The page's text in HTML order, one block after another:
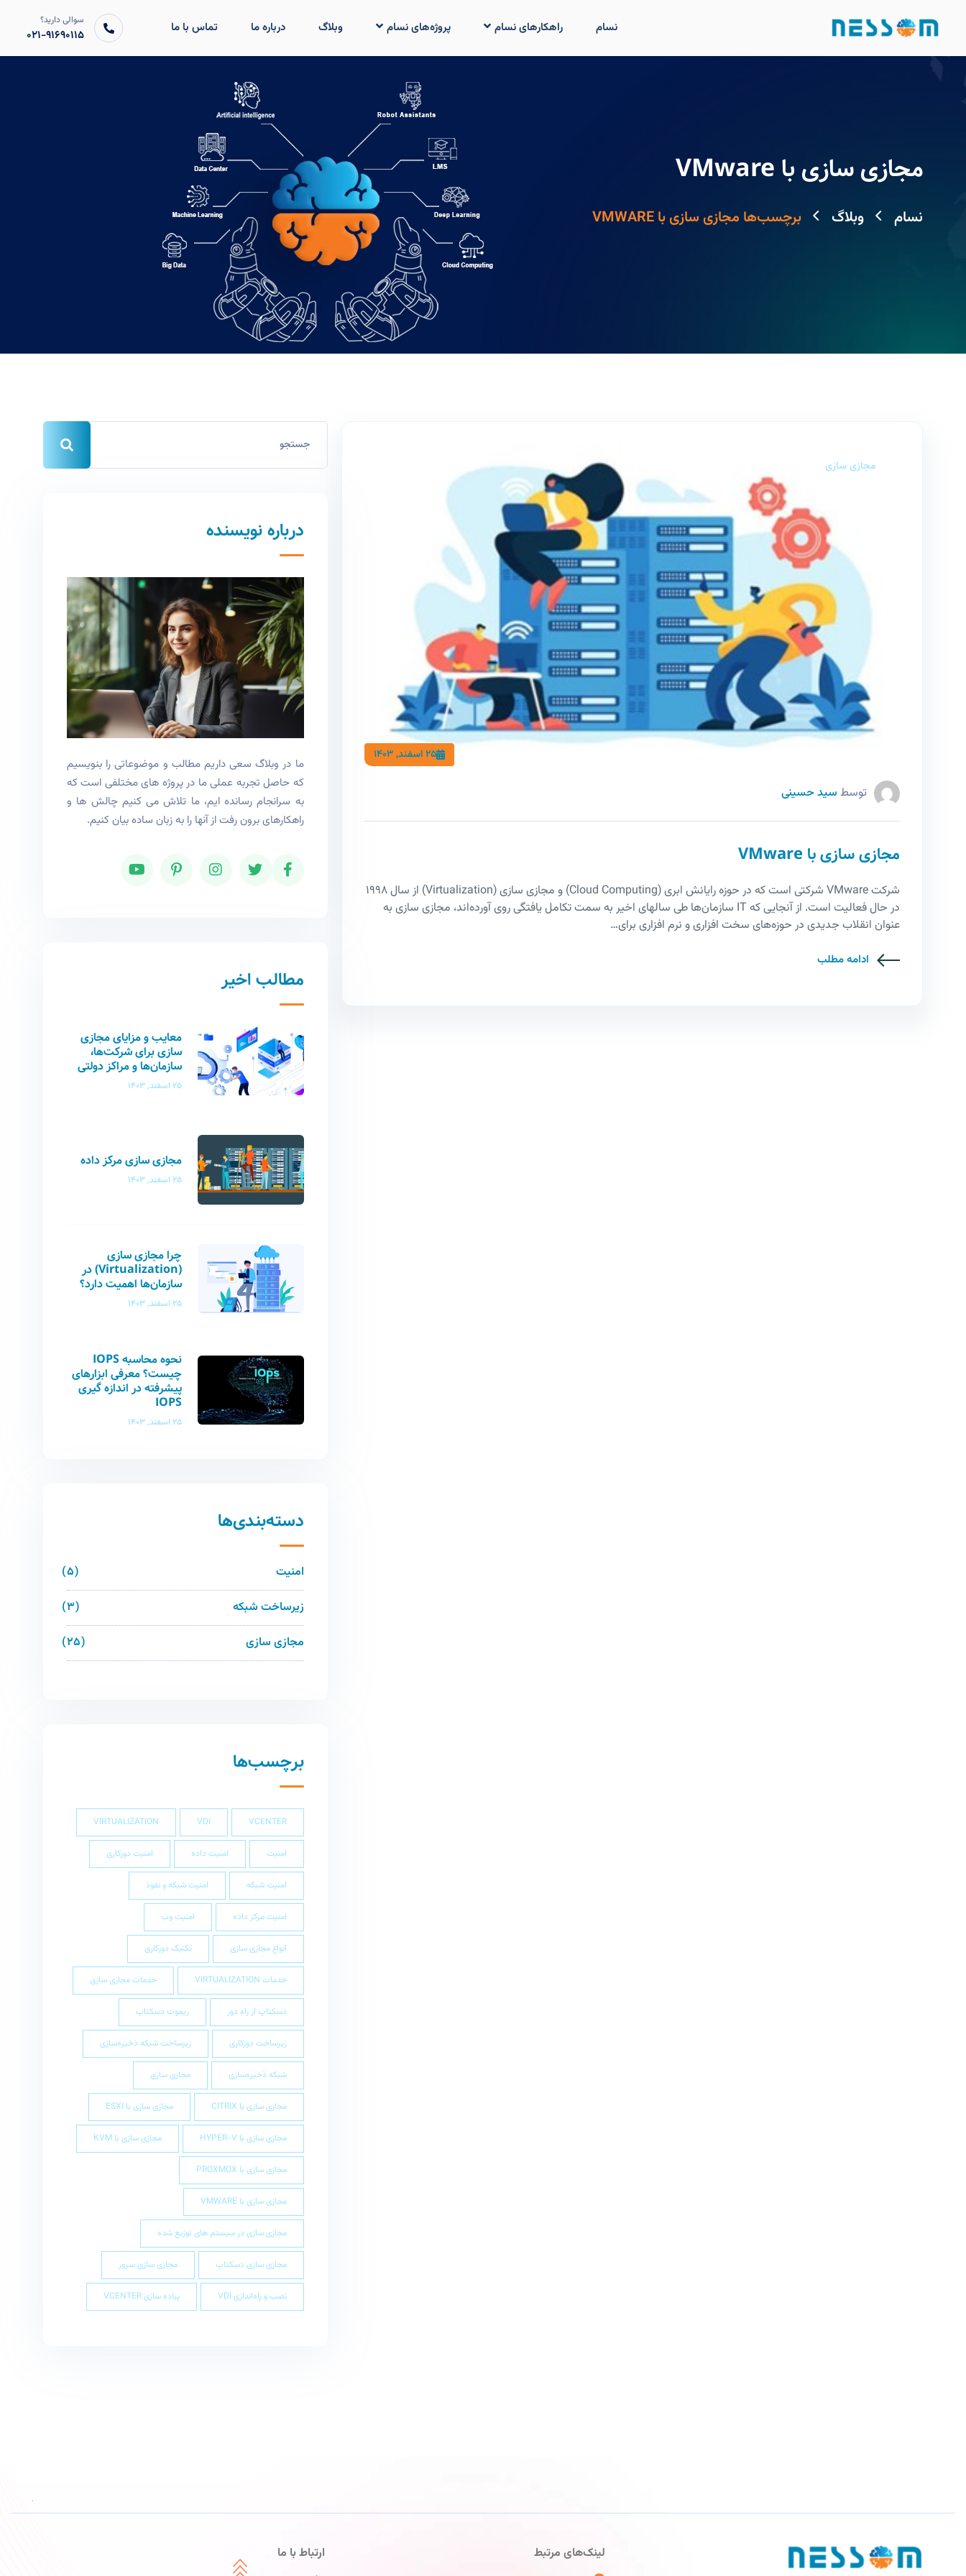
نسام راهکارهای نسام پروژه‌های نسام وبلاگ درباره ما تماس با ما سوالی دارید؟
۰۲۱-۹۱۶۹۰۱۱۵
مجازی سازی با VMware
نسام وبلاگ برچسب‌ها مجازی سازی با VMWARE
مجازی سازی
25 اسفند, 1403
توسط سید حسینی
مجازی سازی با VMware
شرکت VMware شرکتی است که در حوزه رایانش ابری (Cloud Computing) و مجازی سازی (Virtualization) از سال 1998
در حال فعالیت است. از آنجایی که IT سازمان‌ها طی سالهای اخیر به سمت تکامل یافتگی روی آورده‌اند، مجازی سازی به
عنوان انقلاب جدیدی در حوزه‌های سخت افزاری و نرم افزاری برای…
ادامه مطلب
درباره نویسنده
ما در وبلاگ سعی داریم مطالب و موضوعاتی را بنویسیم
که حاصل تجربه عملی ما در پروژه های مختلفی است که
به سرانجام رسانده ایم، ما تلاش می کنیم چالش ها و
راهکارهای برون رفت از آنها را به زبان ساده بیان کنیم.
مطالب اخیر
معایب و مزایای مجازی
سازی برای شرکت‌ها،
سازمان‌ها و مراکز دولتی
25 اسفند, 1403
مجازی سازی مرکز داده
25 اسفند, 1403
چرا مجازی‌ سازی
(Virtualization) در
سازمان‌ها اهمیت دارد؟
25 اسفند, 1403
نحوه محاسبه IOPS
چیست؟ معرفی ابزارهای
پیشرفته در اندازه گیری
IOPS
25 اسفند, 1403
دسته‌بندی‌ها
امنیت
5
زیرساخت شبکه
3
مجازی سازی
25
برچسب‌ها
VCENTER
VDI
VIRTUALIZATION
امنیت امنیت داده امنیت دورکاری
امنیت شبکه امنیت شبکه و نفوذ
امنیت مرکز داده امنیت وب
انواع مجازی سازی تکنیک دورکاری
خدمات VIRTUALIZATION خدمات مجازی سازی
دسکتاپ از راه دور ریموت دسکتاپ
زیرساخت دورکاری زیرساخت شبکه ذخیره‌سازی
شبکه ذخیره‌سازی مجازی سازی
مجازی سازی با CITRIX مجازی سازی با ESXI
مجازی سازی با HYPER-V مجازی سازی با KVM
مجازی سازی با PROXMOX
مجازی سازی با VMWARE
مجازی سازی در سیستم های توزیع شده
مجازی سازی دسکتاپ مجازی سازی سرور
نصب و راه‌اندازی VDI پیاده سازی VCENTER
لینک‌های مرتبط
ارتباط با ما